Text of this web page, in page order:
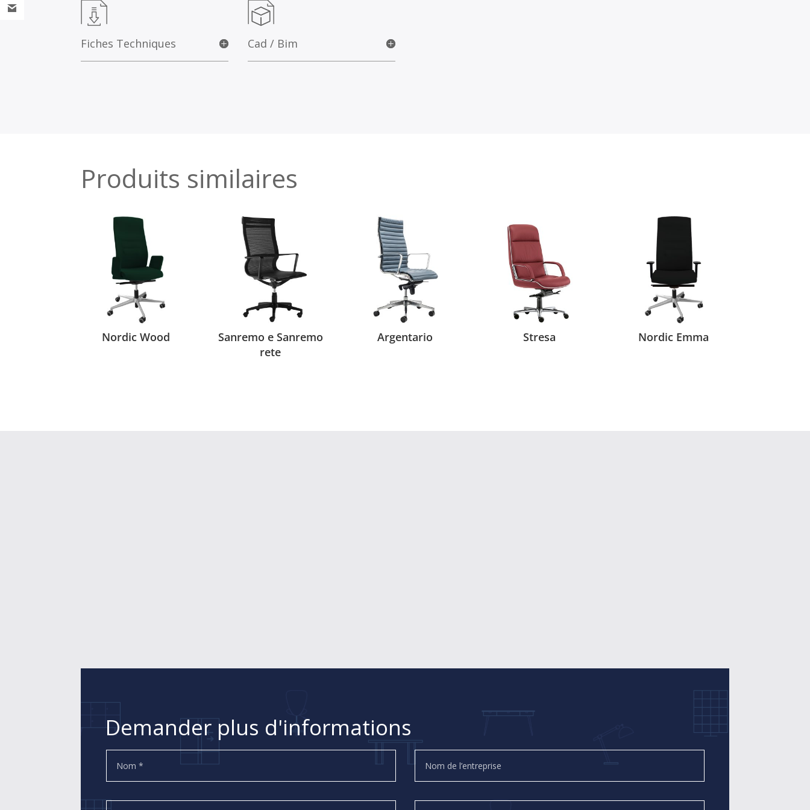
Fiches Techniques Cad / Bim
Produits similaires
Nordic Wood
Sanremo e Sanremo
rete
Argentario Stresa Nordic Emma
Demander plus d'informations